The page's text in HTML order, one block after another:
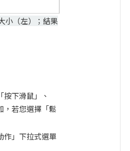
小（左）；結果
下滑鼠」、
，若您選擇「鬆
作」下拉式選單